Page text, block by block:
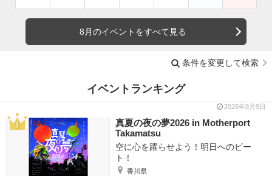
8月のイベントをすべて見る
条件を変更して検索
イベントランキング
2026年8月9日
真夏の夜の夢2026 in Motherport
Takamatsu
空に心を躍らせよう！明日へのビー
ト！
香川県